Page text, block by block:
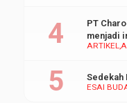
ARTIKEL
PT
menjadi
ESAI
Sedekah